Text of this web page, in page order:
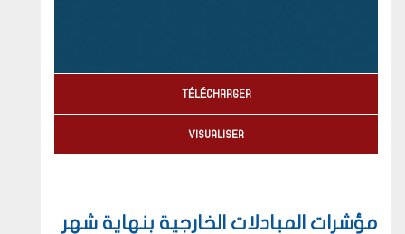
TÉLÉCHARGER
VISUALISER
مؤشرات المبادلات الخارجية بنهاية شهر